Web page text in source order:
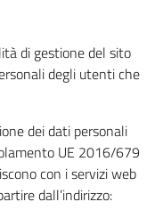
di gestione del sito
degli utenti che
dei dati personali
UE 2016/679
con i servizi web
dall’indirizzo: